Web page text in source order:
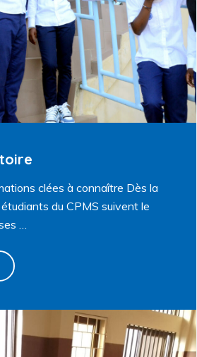
clées à connaître Dès la
du CPMS suivent le
…